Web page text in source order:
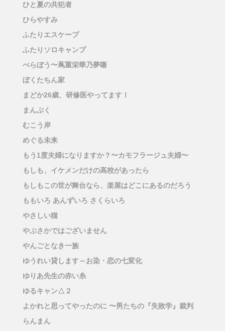
ひと夏の共犯者
ひらやすみ
ふたりエスケープ
ふたりソロキャンプ
べらぼう〜蔦重栄華乃夢噺
ぼくたちん家
まどか26歳、研修医やってます！
まんぷく
むこう岸
めぐる未来
もう1度夫婦になりますか？〜カモフラージュ夫婦〜
もしも、イケメンだけの高校があったら
もしもこの世が舞台なら、楽屋はどこにあるのだろう
ももいろ あんずいろ さくらいろ
やさしい猫
やぶさかではございません
やんごとなき一族
ゆうれい貸します～お染・恋の七変化
ゆりあ先生の赤い糸
ゆるキャン△２
よかれと思ってやったのに 〜男たちの『失敗学』裁判
らんまん